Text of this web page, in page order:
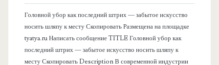
Головной убор как последний штрих — забытое искусство
носить шляпу к месту Скопировать Размещена на площадке
tyatya.ru Написать сообщение TITLE Головной убор как
последний штрих — забытое искусство носить шляпу к
месту Скопировать Description В современной индустрии